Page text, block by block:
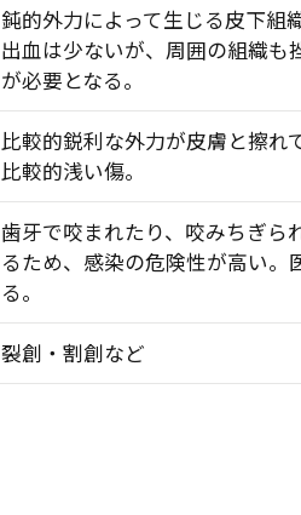
鈍的外力によって生じる皮下組
出血は少ないが、周囲の組織も
が必要となる。
比較的鋭利な外力が皮膚と擦れ
比較的浅い傷。
歯牙で咬まれたり、咬みちぎら
るため、感染の危険性が高い。
る。
裂創・割創など